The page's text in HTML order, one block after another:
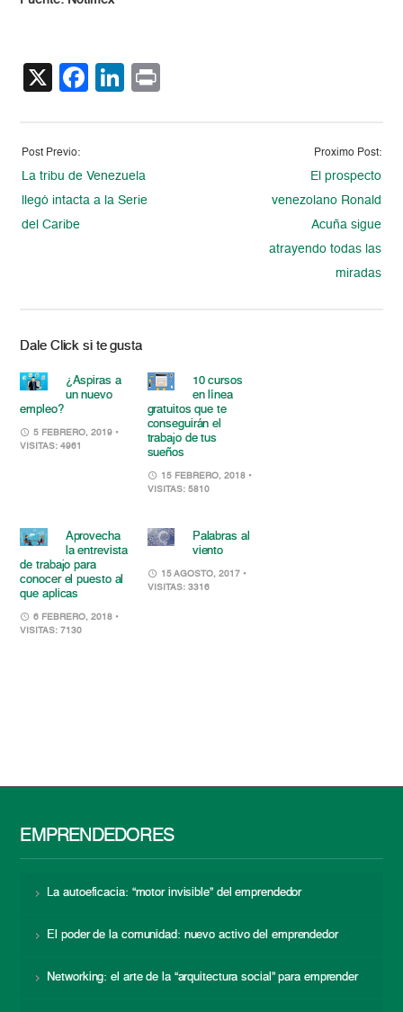
X Facebook
LinkedIn
Post Previo:
La tribu de Venezuela
llegó intacta a la Serie
del Caribe
Proximo Post:
El prospecto
venezolano Ronald
Acuña sigue
atrayendo todas las
miradas
Dale Click si te gusta
¿Aspiras a
un nuevo
empleo?
5 FEBRERO, 2019 •
VISITAS: 4961
10 cursos
en línea
gratuitos que te
conseguirán el
trabajo de tus
sueños
15 FEBRERO, 2018 •
VISITAS: 5810
Aprovecha
la entrevista
de trabajo para
conocer el puesto al
que aplicas
6 FEBRERO, 2018 •
VISITAS: 7130
Palabras al
viento
15 AGOSTO, 2017 •
VISITAS: 3316
EMPRENDEDORES
La autoeficacia: “motor invisible” del emprendedor
El poder de la comunidad: nuevo activo del emprendedor
Networking: el arte de la “arquitectura social” para emprender